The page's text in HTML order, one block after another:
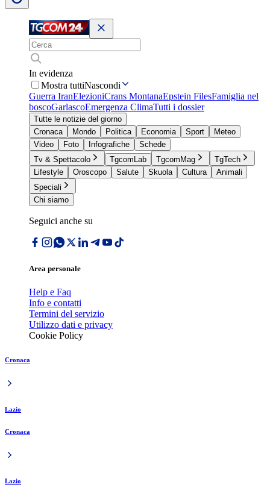
In evidenza
Mostra tuttiNascondi
Guerra IranElezioniCrans MontanaEpstein FilesFamiglia nel
boscoGarlascoEmergenza ClimaTutti i dossier
Tutte le notizie del giorno
Cronaca
Mondo Politica Economia Sport
Meteo
Video
Foto Infografiche
Schede
Tv & Spettacolo
TgcomLab TgcomMag
TgTech
Lifestyle
Oroscopo Salute Skuola Cultura
Animali
Speciali
Chi siamo
Seguici anche su
Area personale
Help e Faq
Info e contatti
Termini del servizio
Utilizzo dati e privacy
Cookie Policy
Cronaca
Lazio
Cronaca
Lazio